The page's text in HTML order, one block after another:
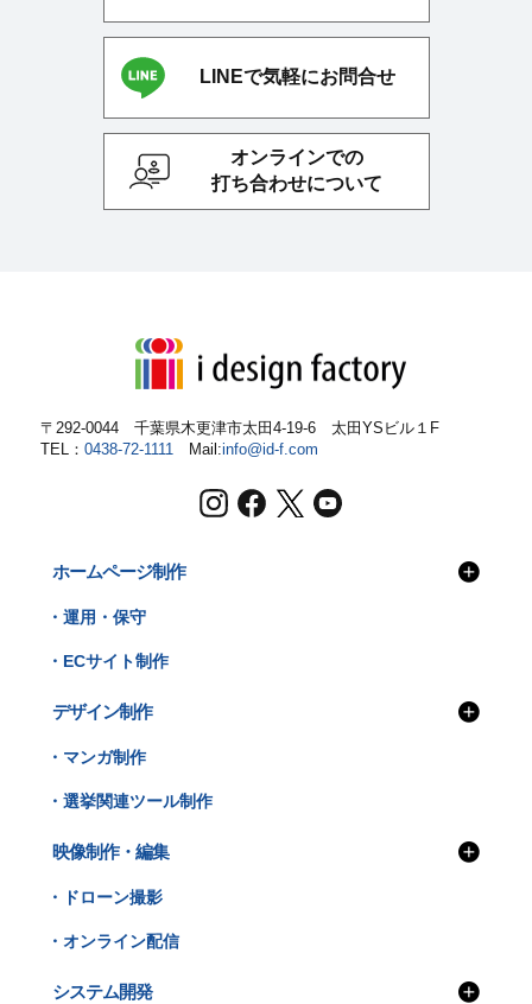
LINEで気軽にお問合せ
オンラインでの
打ち合わせについて
〒292-0044 千葉県木更津市太田4-19-6 太田YSビル１F
TEL： 0438-72-1111 Mail:info@id-f.com
ホームページ制作
・運用・保守
・ECサイト制作
デザイン制作
・マンガ制作
・選挙関連ツール制作
映像制作・編集
・ドローン撮影
・オンライン配信
システム開発